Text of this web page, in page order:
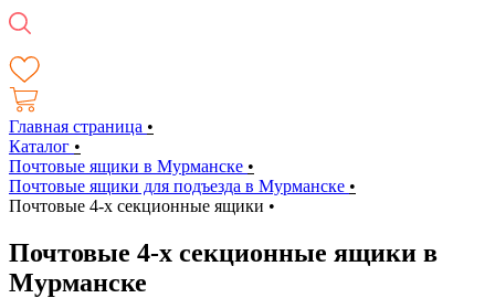
Главная страница •
Каталог •
Почтовые ящики в Мурманске •
Почтовые ящики для подъезда в Мурманске •
Почтовые 4-х секционные ящики •
Почтовые 4-х секционные ящики в
Мурманске